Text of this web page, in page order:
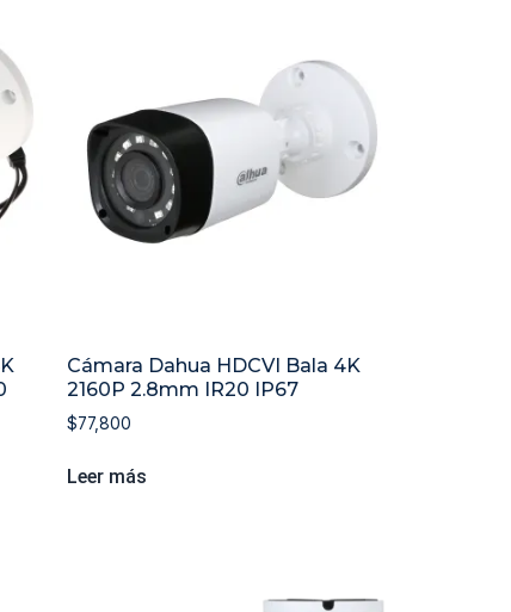
Cámara Dahua HDCVI Bala 4K
2160P 2.8mm IR20 IP67
$77,800
Leer más